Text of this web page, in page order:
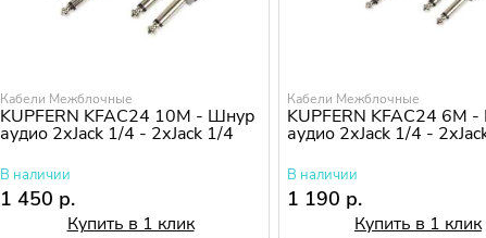
Кабели Межблочные
KUPFERN KFAC24 10M - Шнур
аудио 2хJack 1/4 - 2хJack 1/4
В наличии
1 450 р.
Купить в 1 клик
Кабели Межблочные
KUPFERN KFAC24 6M
аудио 2хJack 1/4 -
В наличии
1 190 р.
Купить в 1 клик